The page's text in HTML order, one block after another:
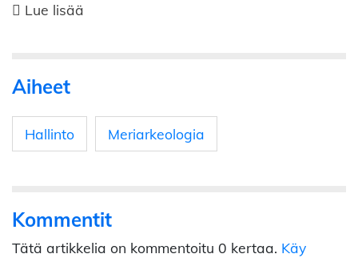
Lue lisää
Aiheet
Hallinto Meriarkeologia
Kommentit
Tätä artikkelia on kommentoitu 0 kertaa. Käy